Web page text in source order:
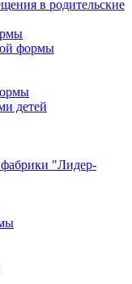
в родительские
формы
детей
"Лидер-